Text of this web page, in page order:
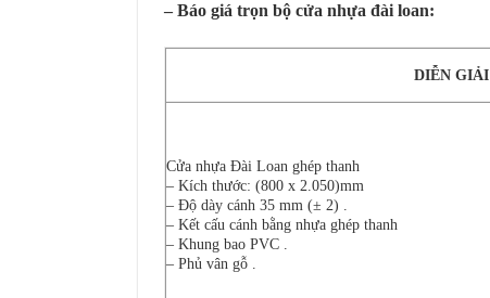
– Báo giá trọn bộ cửa nhựa đài loan:
DIỄN GIẢI
Cửa nhựa Đài Loan ghép thanh
– Kích thước: (800 x 2.050)mm
– Độ dày cánh 35 mm (± 2) .
– Kết cấu cánh bằng nhựa ghép thanh
– Khung bao PVC .
– Phủ vân gỗ .